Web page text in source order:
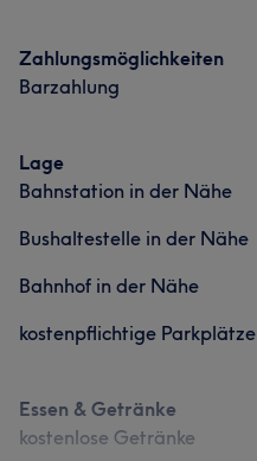
Zahlungsmöglichkeiten
Barzahlung
Lage
Bahnstation in der Nähe
Bushaltestelle in der Nähe
Bahnhof in der Nähe
kostenpflichtige Parkplätze
Essen & Getränke
kostenlose Getränke